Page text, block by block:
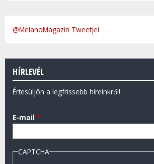
@MelanoMagazin Tweetjei
HÍRLEVÉL
Értesüljön a legfrissebb híreinkről!
E-mail *
CAPTCHA